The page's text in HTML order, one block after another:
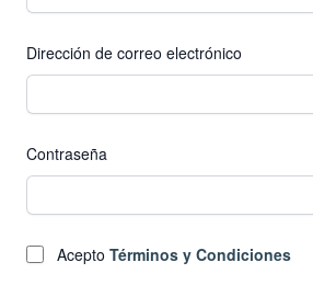
Dirección de correo electrónico
Contraseña
Acepto Términos y Condiciones